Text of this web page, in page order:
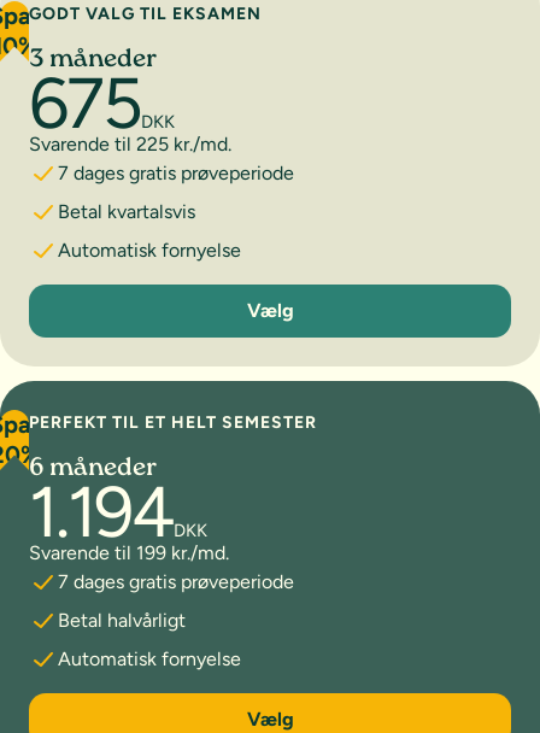
GODT VALG TIL EKSAMEN
3 måneder
675DKK
Svarende til 225 kr./md.
7 dages gratis prøveperiode
Betal kvartalsvis
Automatisk fornyelse
3 måneder
Vælg
PERFEKT TIL ET HELT SEMESTER
6 måneder
1.194DKK
Svarende til 199 kr./md.
7 dages gratis prøveperiode
Betal halvårligt
Automatisk fornyelse
6 måneder
Vælg